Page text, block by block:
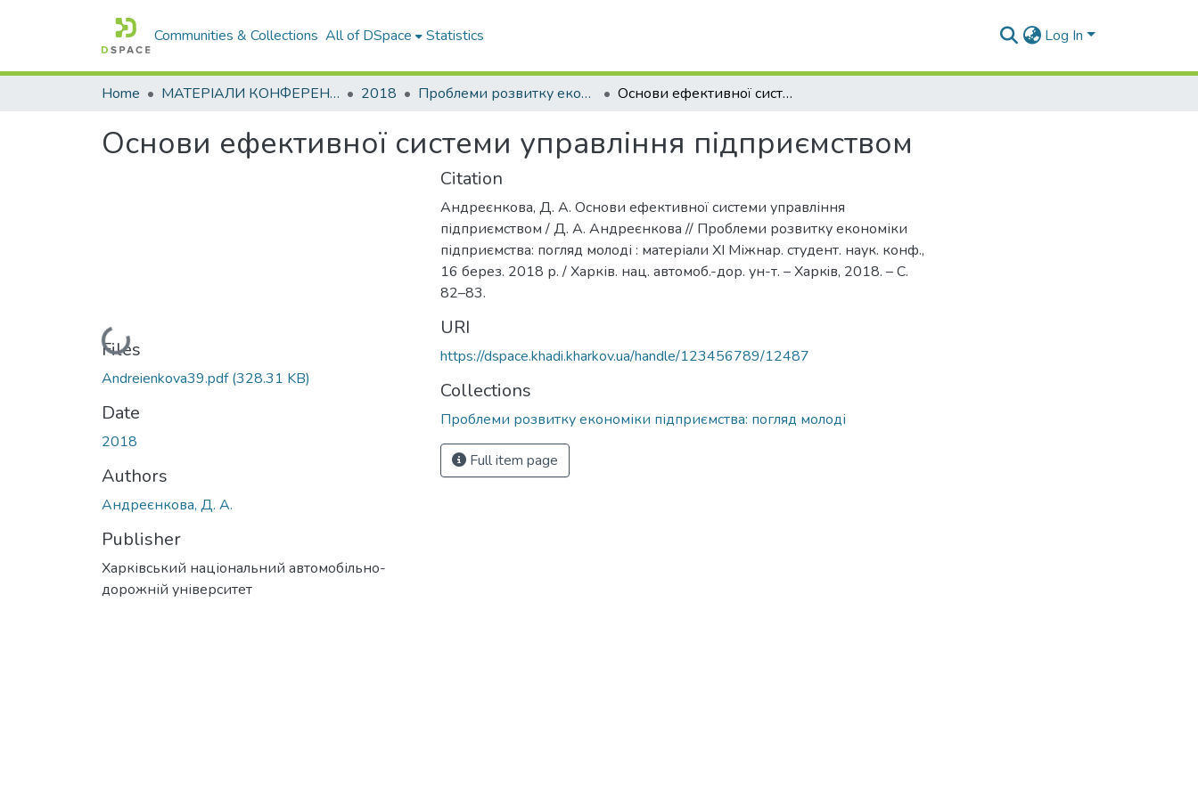
Communities & Collections All of DSpace Statistics Log In
Home МАТЕРІАЛИ КОНФЕРЕНЦІЙ 2018 Проблеми розвитку економіки підприємства: погляд молоді Основи ефективної системи управління підприємством
Основи ефективної системи управління підприємством
Loading...
Files
Andreienkova39.pdf(328.31 KB)
Date
2018
Authors
Андреєнкова, Д. А.
Publisher
Харківський національний автомобільно-
дорожній університет
Citation
Андреєнкова, Д. А. Основи ефективної системи управління
підприємством / Д. А. Андреєнкова // Проблеми розвитку економіки
підприємства: погляд молоді : матеріали ХІ Міжнар. студент. наук. конф.,
16 берез. 2018 р. / Харків. нац. автомоб.-дор. ун-т. – Харкiв, 2018. – С.
82–83.
URI
https://dspace.khadi.kharkov.ua/handle/123456789/12487
Collections
Проблеми розвитку економіки підприємства: погляд молоді
Full item page